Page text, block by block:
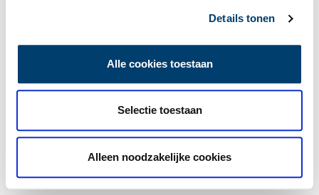
Details tonen
Alle cookies toestaan
Selectie toestaan
Alleen noodzakelijke cookies